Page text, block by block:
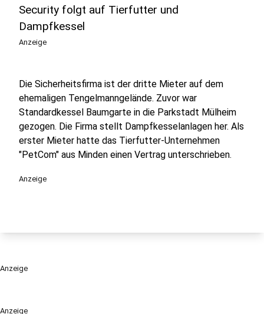
Anzeige
Security folgt auf Tierfutter und
Dampfkessel
Anzeige
Die Sicherheitsfirma ist der dritte Mieter auf dem
ehemaligen Tengelmanngelände. Zuvor war
Standardkessel Baumgarte in die Parkstadt Mülheim
gezogen. Die Firma stellt Dampfkesselanlagen her. Als
erster Mieter hatte das Tierfutter-Unternehmen
"PetCom" aus Minden einen Vertrag unterschrieben.
Anzeige
Anzeige